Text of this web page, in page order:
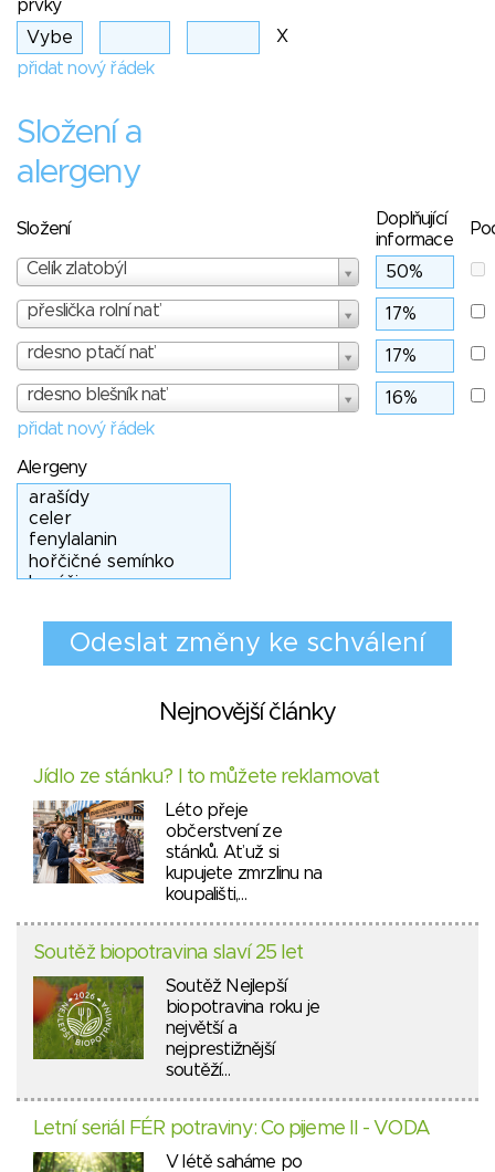
prvky
X
přidat nový řádek
Složení a
alergeny
Složení
Doplňující
informace
Celík zlatobýl
přeslička rolní nať
rdesno ptačí nať
rdesno blešník nať
přidat nový řádek
Alergeny
Nejnovější články
Jídlo ze stánku? I to můžete reklamovat
Léto přeje
občerstvení ze
stánků. Ať už si
kupujete zmrzlinu na
koupališti,…
Soutěž biopotravina slaví 25 let
Soutěž Nejlepší
biopotravina roku je
největší a
nejprestižnější
soutěží…
Letní seriál FÉR potraviny: Co pijeme II - VODA
V létě saháme po